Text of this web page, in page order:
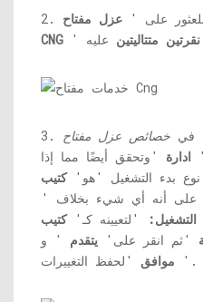
للعثور على ' عزل مفتاح
CNG
نقرتين متتاليتين
، في
ادارة 'وتحقق أيضًا مما إذا
بدء التشغيل 'هو'كتيب
على أنه أي شيء بخلاف '
التشغيل: 'لتعيينه كـ'كتيب
'ثم انقر على' يتقدم ' و
' موافق 'لحفظ التغييرات.